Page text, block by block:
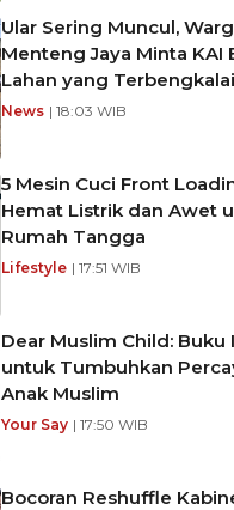
Ular Sering Muncul,
Menteng Jaya Minta KAI
Lahan yang Terbengkalai
News | 18:03 WIB
5 Mesin Cuci Front
Hemat Listrik dan Awet
Rumah Tangga
Lifestyle | 17:51 WIB
Dear Muslim Child: Buku
untuk Tumbuhkan
Anak Muslim
Your Say | 17:50 WIB
Bocoran Reshuffle